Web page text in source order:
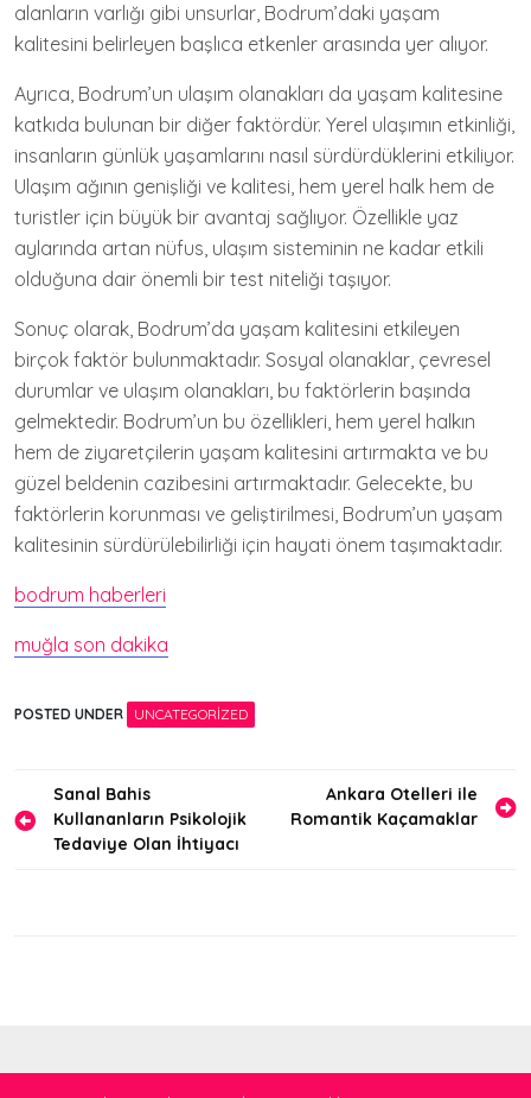
alanların varlığı gibi unsurlar, Bodrum’daki yaşam
kalitesini belirleyen başlıca etkenler arasında yer alıyor.
Ayrıca, Bodrum’un ulaşım olanakları da yaşam kalitesine
katkıda bulunan bir diğer faktördür. Yerel ulaşımın etkinliği,
insanların günlük yaşamlarını nasıl sürdürdüklerini etkiliyor.
Ulaşım ağının genişliği ve kalitesi, hem yerel halk hem de
turistler için büyük bir avantaj sağlıyor. Özellikle yaz
aylarında artan nüfus, ulaşım sisteminin ne kadar etkili
olduğuna dair önemli bir test niteliği taşıyor.
Sonuç olarak, Bodrum’da yaşam kalitesini etkileyen
birçok faktör bulunmaktadır. Sosyal olanaklar, çevresel
durumlar ve ulaşım olanakları, bu faktörlerin başında
gelmektedir. Bodrum’un bu özellikleri, hem yerel halkın
hem de ziyaretçilerin yaşam kalitesini artırmakta ve bu
güzel beldenin cazibesini artırmaktadır. Gelecekte, bu
faktörlerin korunması ve geliştirilmesi, Bodrum’un yaşam
kalitesinin sürdürülebilirliği için hayati önem taşımaktadır.
bodrum haberleri
muğla son dakika
POSTED UNDER UNCATEGORIZED
Yazı
gezinmesi
Sanal Bahis
Kullananların Psikolojik
Tedaviye Olan İhtiyacı
Ankara Otelleri ile
Romantik Kaçamaklar